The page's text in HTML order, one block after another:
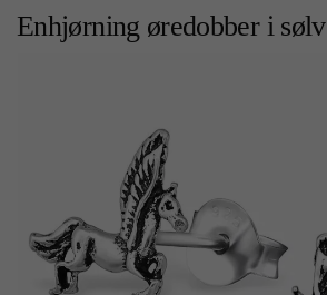
Enhjørning øredobber i sølv